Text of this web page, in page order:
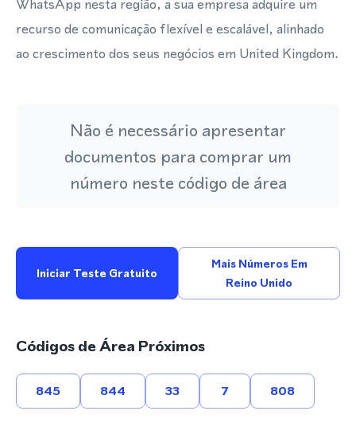
WhatsApp nesta região, a sua empresa adquire um
recurso de comunicação flexível e escalável, alinhado
ao crescimento dos seus negócios em United Kingdom.
Não é necessário apresentar
documentos para comprar um
número neste código de área
Iniciar Teste Gratuito
Mais Números Em
Reino Unido
Códigos de Área Próximos
845 844 33 7 808